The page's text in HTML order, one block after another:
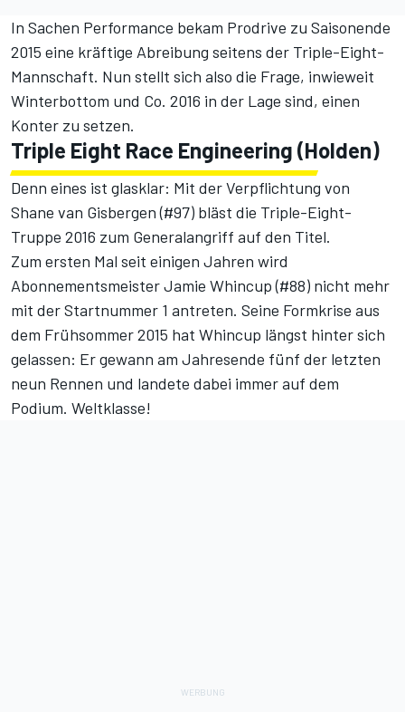
In Sachen Performance bekam Prodrive zu Saisonende
2015 eine kräftige Abreibung seitens der Triple-Eight-
Mannschaft. Nun stellt sich also die Frage, inwieweit
Winterbottom und Co. 2016 in der Lage sind, einen
Konter zu setzen.
Triple Eight Race Engineering (Holden)
Denn eines ist glasklar: Mit der Verpflichtung von
Shane van Gisbergen (#97) bläst die Triple-Eight-
Truppe 2016 zum Generalangriff auf den Titel.
Zum ersten Mal seit einigen Jahren wird
Abonnementsmeister Jamie Whincup (#88) nicht mehr
mit der Startnummer 1 antreten. Seine Formkrise aus
dem Frühsommer 2015 hat Whincup längst hinter sich
gelassen: Er gewann am Jahresende fünf der letzten
neun Rennen und landete dabei immer auf dem
Podium. Weltklasse!